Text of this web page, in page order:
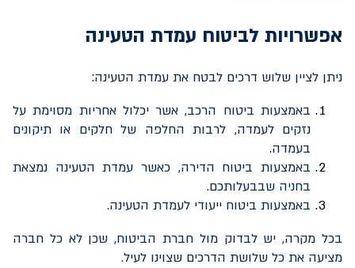
אפשרויות לביטוח עמדת הטעינה
ניתן לציין שלוש דרכים לבטח את עמדת הטעינה:
באמצעות ביטוח הרכב, אשר יכלול אחריות מסוימת על
נזקים לעמדה, לרבות החלפה של חלקים או תיקונים
בעמדה.
באמצעות ביטוח הדירה, כאשר עמדת הטעינה נמצאת
בחניה שבבעלותכם.
באמצעות ביטוח ייעודי לעמדת הטעינה.
בכל מקרה, יש לבדוק מול חברת הביטוח, שכן לא כל חברה
מציעה את כל שלושת הדרכים שצוינו לעיל.